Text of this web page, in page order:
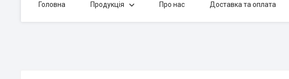
Головна Продукція Про нас Доставка та оплата